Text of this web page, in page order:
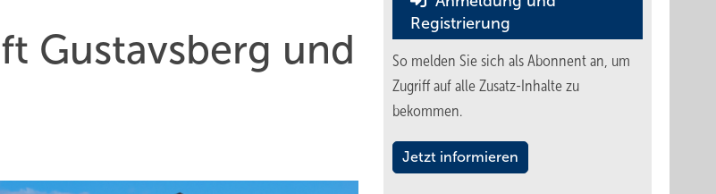
Gus­tavs­berg und
Registrierung
So melden Sie sich als Abonnent an, um
Zugriff auf alle Zusatz-Inhalte zu
bekommen.
Jetzt informieren